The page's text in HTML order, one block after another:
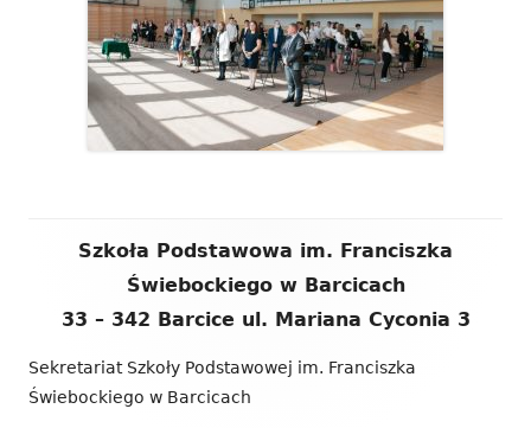
Zawartość
Szkoła Podstawowa im. Franciszka
Świebockiego w Barcicach
33 – 342 Barcice ul. Mariana Cyconia 3
Sekretariat Szkoły Podstawowej im. Franciszka
Świebockiego w Barcicach